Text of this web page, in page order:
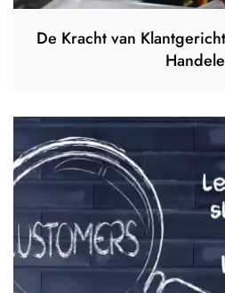
De Kracht van